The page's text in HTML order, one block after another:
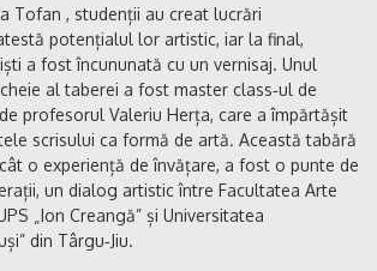
Tofan , studenții au creat lucrări
potențialul lor artistic, iar la final,
a fost încununată cu un vernisaj. Unul
al taberei a fost master class‑ul de
profesorul Valeriu Herța, care a împărtășit
scrisului ca formă de artă. Această tabără
o experiență de învățare, a fost o punte de
un dialog artistic între Facultatea Arte
„Ion Creangă” și Universitatea
din Târgu‑Jiu.